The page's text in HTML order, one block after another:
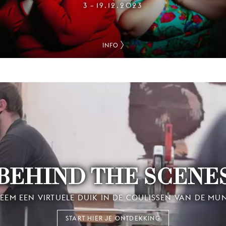
3 – 19.12.2023
INFO
THE
EEN VIRTUELE DUIK IN DE COULISSEN VAN DE
START HIER JE ONTDEKKING